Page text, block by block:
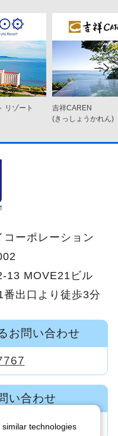
リゾート
吉祥CAREN
(きっしょうかれん)
ーポレーション
13 MOVE21ビル
出口より徒歩3分
お問い合わせ
い合わせ
technologies